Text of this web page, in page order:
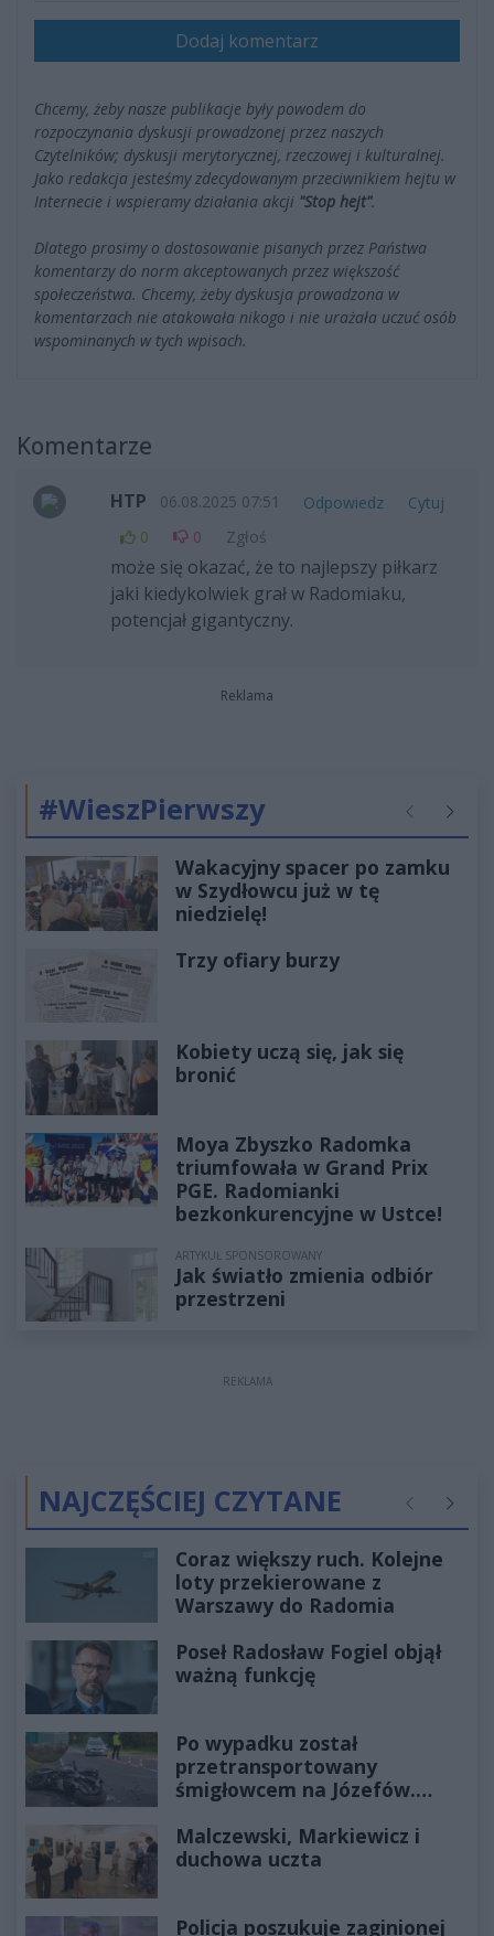
Dodaj komentarz
Chcemy, żeby nasze publikacje były powodem do
rozpoczynania dyskusji prowadzonej przez naszych
Czytelników; dyskusji merytorycznej, rzeczowej i kulturalnej.
Jako redakcja jesteśmy zdecydowanym przeciwnikiem hejtu w
Internecie i wspieramy działania akcji "Stop hejt".
Dlatego prosimy o dostosowanie pisanych przez Państwa
komentarzy do norm akceptowanych przez większość
społeczeństwa. Chcemy, żeby dyskusja prowadzona w
komentarzach nie atakowała nikogo i nie urażała uczuć osób
wspominanych w tych wpisach.
Komentarze
HTP 06.08.2025 07:51 Odpowiedz
Cytuj
0
0 Zgłoś
może się okazać, że to najlepszy piłkarz
jaki kiedykolwiek grał w Radomiaku,
potencjał gigantyczny.
Reklama
#WieszPierwszy Poprzednie
Wakacyjny spacer po zamku
w Szydłowcu już w tę
niedzielę!
Trzy ofiary burzy
Kobiety uczą się, jak się
bronić
Moya Zbyszko Radomka
triumfowała w Grand Prix
PGE. Radomianki
bezkonkurencyjne w Ustce!
ARTYKUŁ SPONSOROWANY
Jak światło zmienia odbiór
przestrzeni
REKLAMA
NAJCZĘŚCIEJ CZYTANE Poprzednie
Coraz większy ruch. Kolejne
loty przekierowane z
Warszawy do Radomia
Poseł Radosław Fogiel objął
ważną funkcję
Po wypadku został
przetransportowany
śmigłowcem na Józefów.
Malczewski, Markiewicz i
duchowa uczta
Policja poszukuje zaginionej